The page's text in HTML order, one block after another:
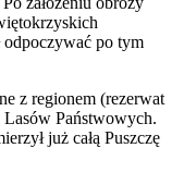
odpoczywać po tym
z regionem (rezerwat
Państwowych.
już całą Puszczę